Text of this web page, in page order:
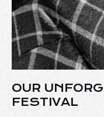
OUR
FESTIVAL